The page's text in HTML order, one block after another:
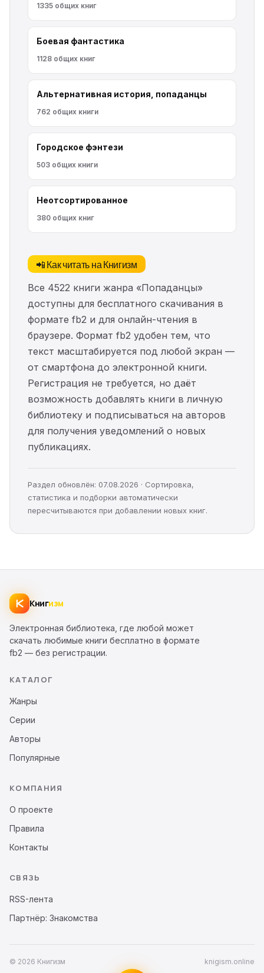
1335 общих книг
Боевая фантастика
1128 общих книг
Альтернативная история, попаданцы
762 общих книги
Городское фэнтези
503 общих книги
Неотсортированное
380 общих книг
📲 Как читать на Книгизм
Все 4522 книги жанра «Попаданцы»
доступны для бесплатного скачивания в
формате fb2 и для онлайн-чтения в
браузере. Формат fb2 удобен тем, что
текст масштабируется под любой экран —
от смартфона до электронной книги.
Регистрация не требуется, но даёт
возможность добавлять книги в личную
библиотеку и подписываться на авторов
для получения уведомлений о новых
публикациях.
Раздел обновлён: 07.08.2026 · Сортировка,
статистика и подборки автоматически
пересчитываются при добавлении новых книг.
Книгизм
Электронная библиотека, где любой может
скачать любимые книги бесплатно в формате
fb2 — без регистрации.
КАТАЛОГ
Жанры
Серии
Авторы
Популярные
КОМПАНИЯ
О проекте
Правила
Контакты
СВЯЗЬ
RSS-лента
Партнёр: Знакомства
© 2026 Книгизм knigism.online